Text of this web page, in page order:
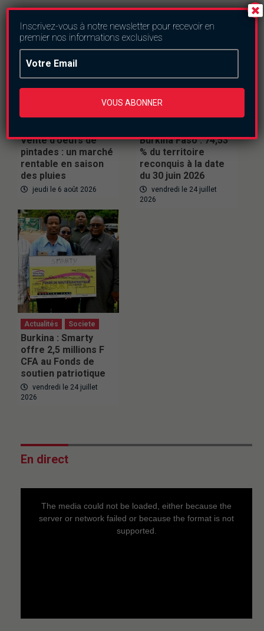
Vente d’oeufs de
pintades : un marché
rentable en saison
des pluies
jeudi le 6 août 2026
Burkina Faso : 74,53
% du territoire
reconquis à la date
du 30 juin 2026
vendredi le 24 juillet
2026
Actualités Societe
Burkina : Smarty
offre 2,5 millions F
CFA au Fonds de
soutien patriotique
vendredi le 24 juillet
2026
En direct
The media could not be loaded, either because the
server or network failed or because the format is not
supported.
Inscrivez-vous à notre newsletter pour recevoir en
premier nos informations exclusives
VOUS ABONNER